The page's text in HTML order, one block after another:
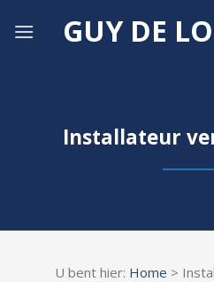
GUY DE
Installateur
U bent hier: Home >